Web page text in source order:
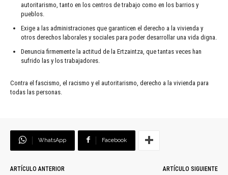
autoritarismo, tanto en los centros de trabajo como en los barrios y
pueblos.
Exige a las administraciones que garanticen el derecho a la vivienda y
otros derechos laborales y sociales para poder desarrollar una vida digna.
Denuncia firmemente la actitud de la Ertzaintza, que tantas veces han
sufrido las y los trabajadores.
Contra el fascismo, el racismo y el autoritarismo, derecho a la vivienda para
todas las personas.
WhatsApp Facebook
ARTÍCULO ANTERIOR
ARTÍCULO SIGUIENTE